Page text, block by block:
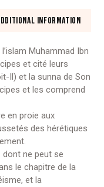
INFORMATION
Muhammad Ibn
et cité leurs
Il) et la sunna de Son
et les comprend
en proie aux
des hérétiques
dont ne peut se
le chapitre de la
et la